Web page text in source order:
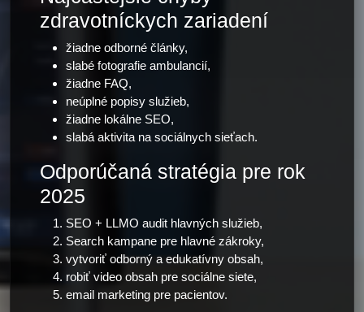
zdravotníckych zariadení
žiadne odborné články,
slabé fotografie ambulancií,
žiadne FAQ,
neúplné popisy služieb,
žiadne lokálne SEO,
slabá aktivita na sociálnych sieťach.
Odporúčaná stratégia pre rok
2025
SEO + LLMO audit hlavných služieb,
Search kampane pre hlavné zákroky,
vytvoriť odborný a edukatívny obsah,
robiť video obsah pre sociálne siete,
email marketing pre pacientov.